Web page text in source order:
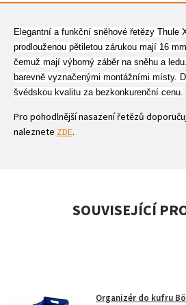
Elegantní a funkční sněhové řetězy Thule
prodlouženou pětiletou zárukou mají 16
čemuž mají výborný záběr na sněhu a
barevně vyznačenými montážními místy.
švédskou kvalitu za bezkonkurenční cenu.
Pro pohodlnější nasazení řetězů
naleznete ZDE.
SOUVISEJÍCÍ
Organizér do kufru